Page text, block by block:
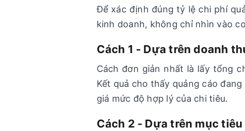
Để xác định đúng tỷ lệ chi phí
kinh doanh, không chỉ nhìn vào
Cách 1 - Dựa trên doanh
Cách đơn giản nhất là lấy tổng
Kết quả cho thấy quảng cáo
giá mức độ hợp lý của chi tiêu.
Cách 2 - Dựa trên mục